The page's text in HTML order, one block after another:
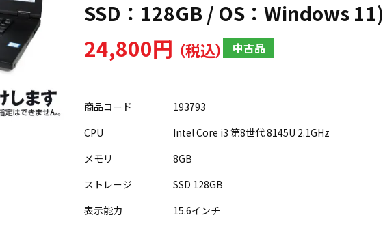
SSD：128GB / OS：Windows 11)
24,800円 中古品
商品コード
193793
CPU
Intel Core i3 第8世代 8145U 2.1GHz
メモリ
8GB
ストレージ
SSD 128GB
表示能力
15.6インチ